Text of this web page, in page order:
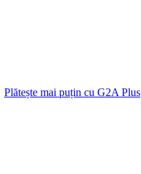
Plătește mai puțin cu G2A Plus